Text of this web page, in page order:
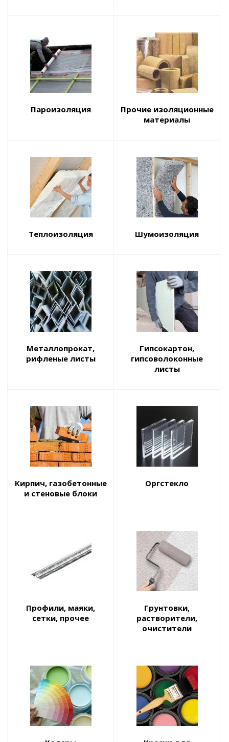
Пароизоляция
Прочие изоляционные
материалы
Теплоизоляция Шумоизоляция
Металлопрокат,
рифленые листы
Гипсокартон,
гипсоволоконные
листы
Кирпич, газобетонные
и стеновые блоки
Оргстекло
Профили, маяки,
сетки, прочее
Грунтовки,
растворители,
очистители